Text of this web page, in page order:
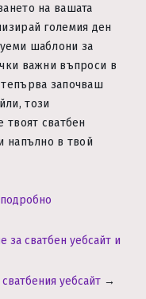
на вашата
големия ден
шаблони за
важни въпроси в
започваш
този
твоят сватбен
напълно в твой
за сватбен уебсайт и
уебсайт →